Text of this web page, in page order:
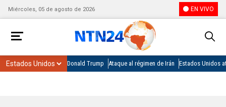
Miércoles, 05 de agosto de 2026 EN VIVO
Donald Trump Ataque al régimen de Irán Estados Unidos